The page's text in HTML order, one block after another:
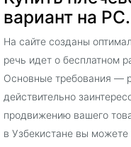
вариант на
На сайте созданы
речь идет о бесплатном
Основные требования —
действительно
продвижению вашего
в Узбекистане вы